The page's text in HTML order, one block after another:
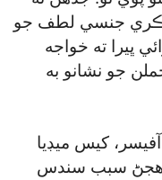
ڪري جنسي لطف جو
ڀيرا ته خواجه
جو نشانو به
کيس ميڊيا
هجڻ سبب سندس